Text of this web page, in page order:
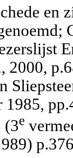
en
1985,
(3e